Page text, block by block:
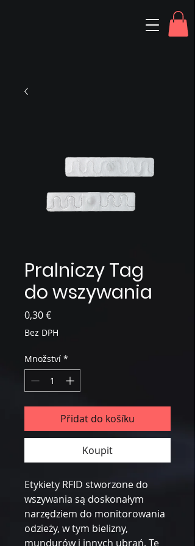
Pralniczy Tag
do wszywania
0,30 €Cena
Bez DPH
Množství *
Přidat do košíku
Koupit
Etykiety RFID stworzone do
wszywania są doskonałym
narzędziem do monitorowania
odzieży, w tym bielizny,
mundurów i innych ubrań. Te